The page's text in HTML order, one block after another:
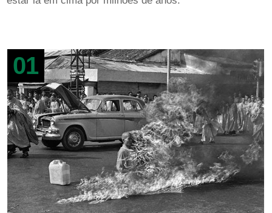
01